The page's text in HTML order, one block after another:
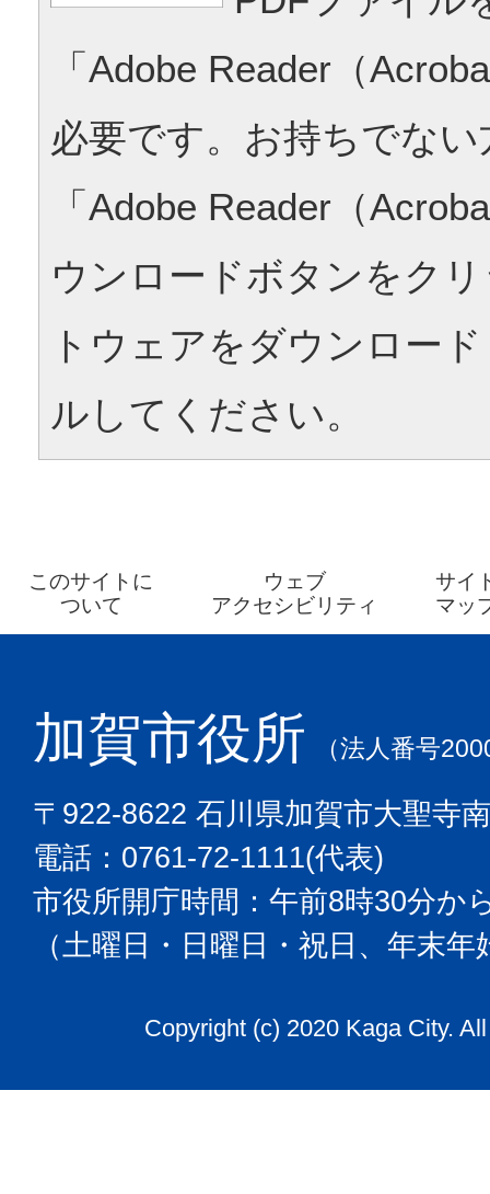
「Adobe Reader（
必要です。お持ちでな
「Adobe Reader（
ウンロードボタンをク
トウェアをダウンロー
ルしてください。
このサイトに
ついて
ウェブ
アクセシビリティ
サイ
マッ
加賀市役所 （法人番号
〒922-8622 石川県加賀市大聖寺
電話：0761-72-1111(代表)
市役所開庁時間：午前8時30分か
（土曜日・日曜日・祝日、年末
Copyright (c) 2020 Kaga City.